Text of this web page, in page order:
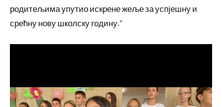
родитељима упутио искрене жеље за успјешну и
срећну нову школску годину.“